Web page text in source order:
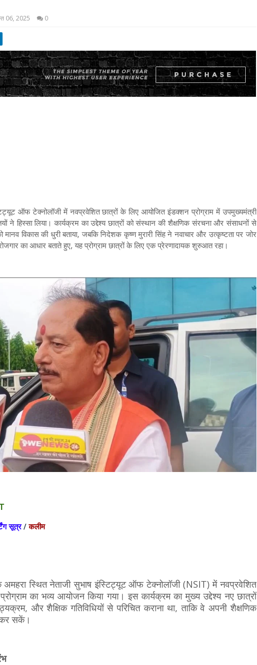
06, 2025 0
ऑफ टेक्नोलॉजी में नवप्रवेशित छात्रों के लिए आयोजित इंडक्शन प्रोग्राम में उपमुख्यमंत्री
ने हिस्सा लिया। कार्यक्रम का उद्देश्य छात्रों को संस्थान की शैक्षणिक संरचना और संसाधनों से
मानव विकास की धुरी बताया, जबकि निदेशक कृष्ण मुरारी सिंह ने नवाचार और उत्कृष्टता पर जोर
का आधार बताते हुए, यह प्रोग्राम छात्रों के लिए एक प्रेरणादायक शुरुआत रहा।
सूत्र/कलीम
स्थित नेताजी सुभाष इंस्टिट्यूट ऑफ टेक्नोलॉजी (NSIT) में नवप्रवेशित
का भव्य आयोजन किया गया। इस कार्यक्रम का मुख्य उद्देश्य नए छात्रों
और शैक्षिक गतिविधियों से परिचित कराना था, ताकि वे अपनी शैक्षणिक
सकें।